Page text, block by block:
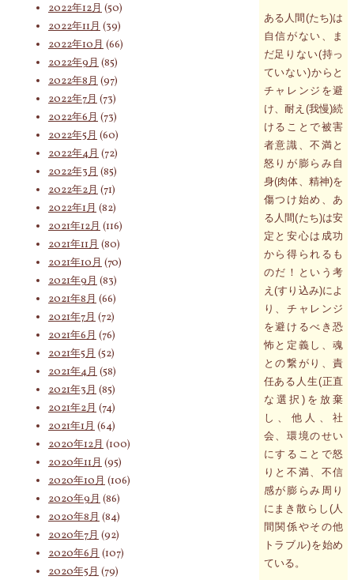
ある人間(たち)は
自信がない、ま
だ足りない(持っ
ていない)からと
チャレンジを避
け、耐え(我慢)続
けることで被害
者意識、不満と
怒りが膨らみ自
身(肉体、精神)を
傷つけ始め、あ
る人間(たち)は安
定と安心は成功
から得られるも
のだ！という考
え(すり込み)によ
り、チャレンジ
を避けるべき恐
怖と定義し、魂
との繋がり、責
任ある人生(正直
な選択)を放棄
し、他人、社
会、環境のせい
にすることで怒
りと不満、不信
感が膨らみ周り
にまき散らし(人
間関係やその他
トラブル)を始め
ている。
2022年12月 (50)
2022年11月 (39)
2022年10月 (66)
2022年9月 (85)
2022年8月 (97)
2022年7月 (73)
2022年6月 (73)
2022年5月 (60)
2022年4月 (72)
2022年3月 (85)
2022年2月 (71)
2022年1月 (82)
2021年12月 (116)
2021年11月 (80)
2021年10月 (70)
2021年9月 (83)
2021年8月 (66)
2021年7月 (72)
2021年6月 (76)
2021年5月 (52)
2021年4月 (58)
2021年3月 (85)
2021年2月 (74)
2021年1月 (64)
2020年12月 (100)
2020年11月 (95)
2020年10月 (106)
2020年9月 (86)
2020年8月 (84)
2020年7月 (92)
2020年6月 (107)
2020年5月 (79)